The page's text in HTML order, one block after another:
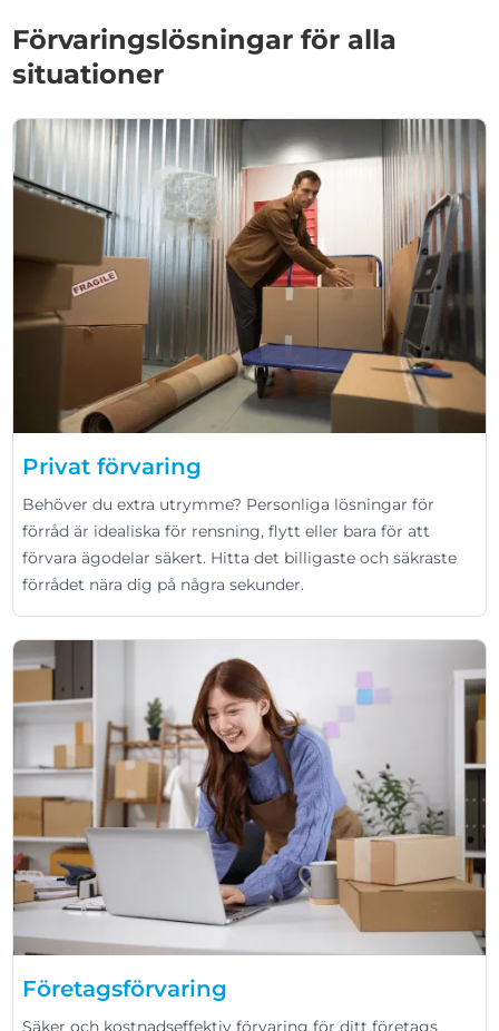
Förvaringslösningar för alla
situationer
Privat förvaring
Behöver du extra utrymme? Personliga lösningar för
förråd är idealiska för rensning, flytt eller bara för att
förvara ägodelar säkert. Hitta det billigaste och säkraste
förrådet nära dig på några sekunder.
Företagsförvaring
Säker och kostnadseffektiv förvaring för ditt företags